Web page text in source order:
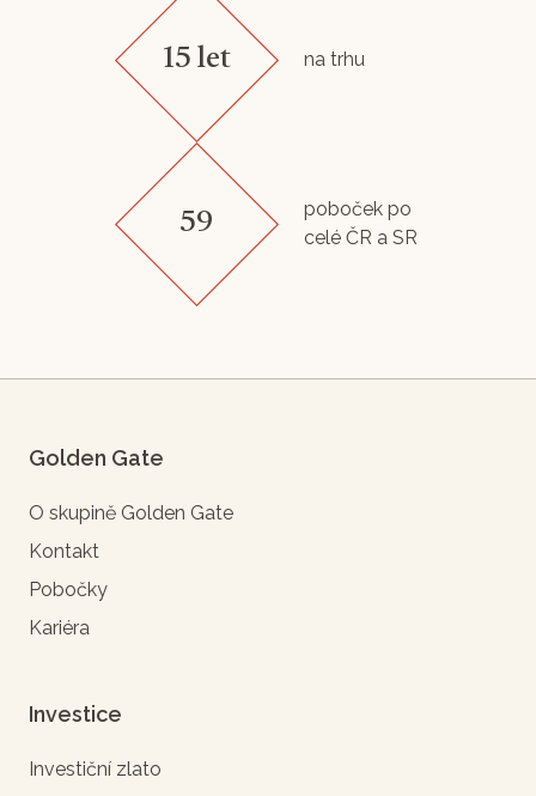
15 let na trhu
59
poboček po
celé ČR a SR
Golden Gate
O skupině Golden Gate
Kontakt
Pobočky
Kariéra
Investice
Investiční zlato